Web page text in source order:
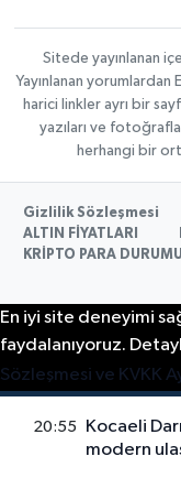
Sitede yayınlanan
Yayınlanan
harici linkler ayrı bir
yazıları ve
herhangi bir
Gizlilik Sözleşmesi
ALTIN FİYATLARI
KRİPTO PARA DURUMU
En iyi site deneyimi
faydalanıyoruz.
Sözleşmesi ve KVKK
20:55
Kocaeli
modern